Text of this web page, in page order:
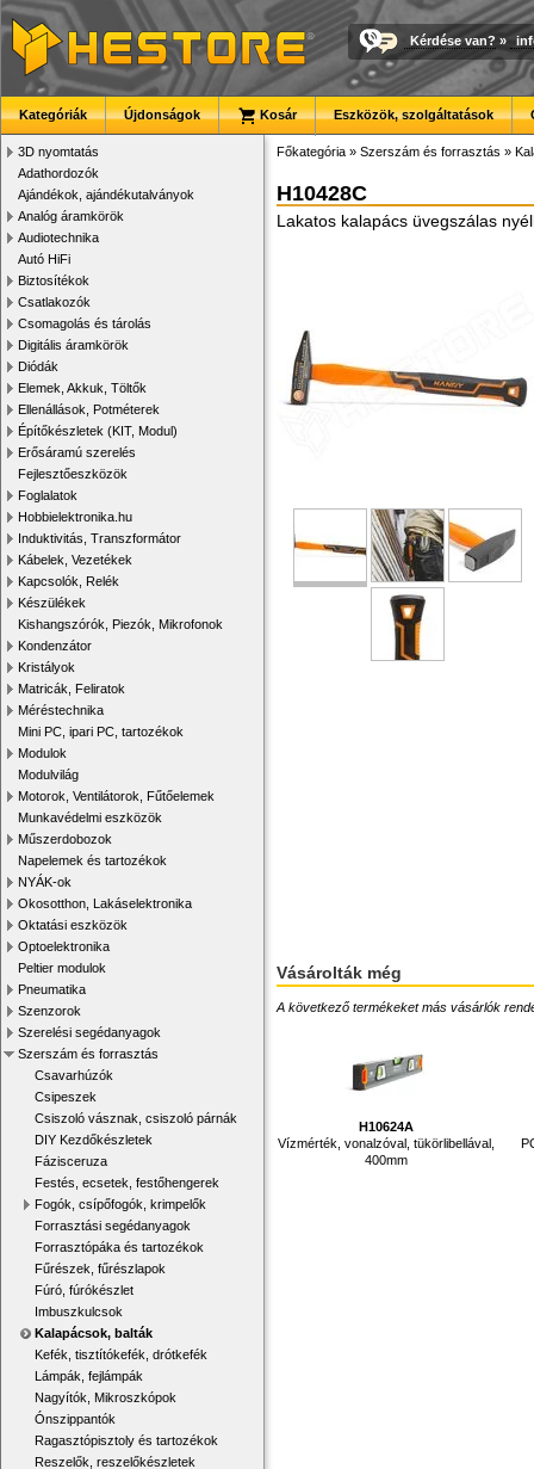
Kérdése van? »
Kategóriák Újdonságok Kosár Eszközök, szolgáltatások
3D nyomtatás
Adathordozók
Ajándékok, ajándékutalványok
Analóg áramkörök
Audiotechnika
Autó HiFi
Biztosítékok
Csatlakozók
Csomagolás és tárolás
Digitális áramkörök
Diódák
Elemek, Akkuk, Töltők
Ellenállások, Potméterek
Építőkészletek (KIT, Modul)
Erősáramú szerelés
Fejlesztőeszközök
Foglalatok
Hobbielektronika.hu
Induktivitás, Transzformátor
Kábelek, Vezetékek
Kapcsolók, Relék
Készülékek
Kishangszórók, Piezók, Mikrofonok
Kondenzátor
Kristályok
Matricák, Feliratok
Méréstechnika
Mini PC, ipari PC, tartozékok
Modulok
Modulvilág
Motorok, Ventilátorok, Fűtőelemek
Munkavédelmi eszközök
Műszerdobozok
Napelemek és tartozékok
NYÁK-ok
Okosotthon, Lakáselektronika
Oktatási eszközök
Optoelektronika
Peltier modulok
Pneumatika
Szenzorok
Szerelési segédanyagok
Szerszám és forrasztás
Csavarhúzók
Csipeszek
Csiszoló vásznak, csiszoló párnák
DIY Kezdőkészletek
Fázisceruza
Festés, ecsetek, festőhengerek
Fogók, csípőfogók, krimpelők
Forrasztási segédanyagok
Forrasztópáka és tartozékok
Fűrészek, fűrészlapok
Fúró, fúrókészlet
Imbuszkulcsok
Kalapácsok, balták
Kefék, tisztítókefék, drótkefék
Lámpák, fejlámpák
Nagyítók, Mikroszkópok
Ónszippantók
Ragasztópisztoly és tartozékok
Reszelők, reszelőkészletek
Főkategória » Szerszám és forrasztás »
H10428C
Lakatos kalapács üvegszálas
Vásárolták még
A következő termékeket más vásárlók
H10624A
Vízmérték, vonalzóval, tükörlibellával,
400mm